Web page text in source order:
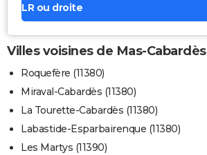
LR ou droite
Villes voisines de Mas-Cabardès
Roquefère (11380)
Miraval-Cabardès (11380)
La Tourette-Cabardès (11380)
Labastide-Esparbairenque (11380)
Les Martys (11390)